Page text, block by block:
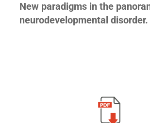
New paradigms in the
neurodevelopmental disorder.